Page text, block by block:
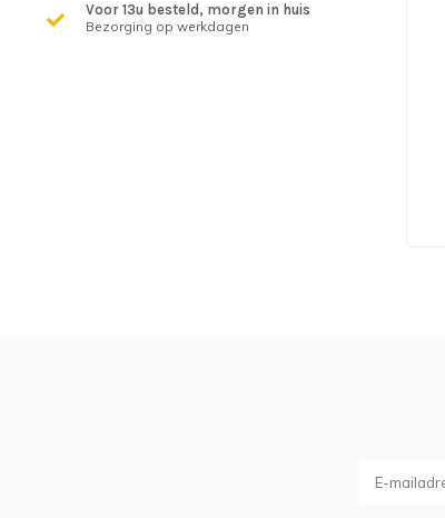
Voor 13u besteld, morgen in huis
Bezorging op werkdagen